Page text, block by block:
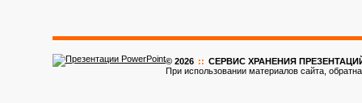
© 2026 :: CЕРВИС ХРАНЕНИЯ ПРЕЗЕНТАЦИЙ
При использовании материалов сайта,